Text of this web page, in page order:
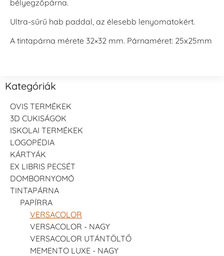
bélyegzőpárna.
Ultra-sűrű hab paddal, az élesebb lenyomatokért.
A tintapárna mérete 32×32 mm. Párnaméret: 25x25mm
Kategóriák
OVIS TERMÉKEK
3D CUKISÁGOK
ISKOLAI TERMÉKEK
LOGOPÉDIA
KÁRTYÁK
EX LIBRIS PECSÉT
DOMBORNYOMÓ
TINTAPÁRNA
PAPÍRRA
VERSACOLOR
VERSACOLOR - NAGY
VERSACOLOR UTÁNTÖLTŐ
MEMENTO LUXE - NAGY